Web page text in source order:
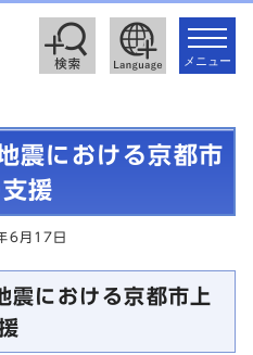
toggle
メニュー
震における京都市
援
6月17日
震における京都市上